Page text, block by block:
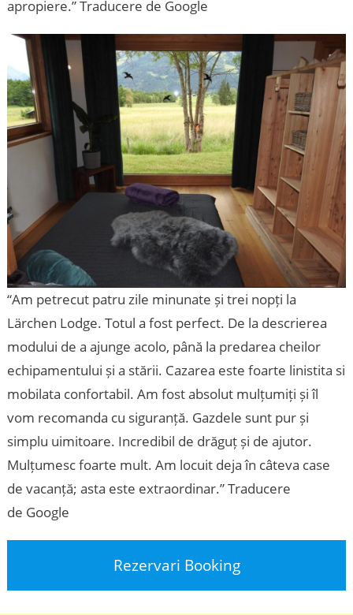
apropiere.” Traducere de Google
“Am petrecut patru zile minunate și trei nopți la
Lärchen Lodge. Totul a fost perfect. De la descrierea
modului de a ajunge acolo, până la predarea cheilor
echipamentului și a stării. Cazarea este foarte linistita si
mobilata confortabil. Am fost absolut mulțumiți și îl
vom recomanda cu siguranță. Gazdele sunt pur și
simplu uimitoare. Incredibil de drăguț și de ajutor.
Mulțumesc foarte mult. Am locuit deja în câteva case
de vacanță; asta este extraordinar.” Traducere
de Google
Rezervari Booking